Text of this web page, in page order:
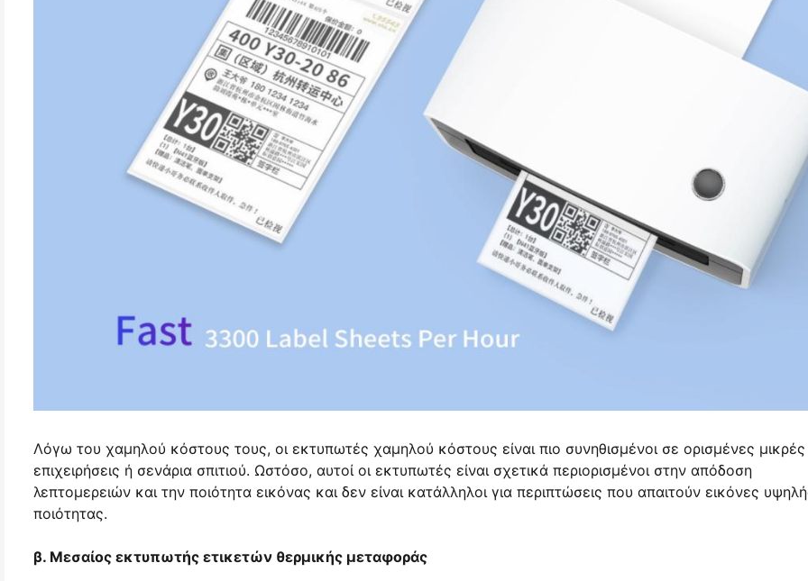
Λόγω του χαμηλού κόστους τους, οι εκτυπωτές χαμηλού κόστους είναι πιο συνηθισμένοι σε ορισμένες μικρές
επιχειρήσεις ή σενάρια σπιτιού. Ωστόσο, αυτοί οι εκτυπωτές είναι σχετικά περιορισμένοι στην απόδοση
λεπτομερειών και την ποιότητα εικόνας και δεν είναι κατάλληλοι για περιπτώσεις που απαιτούν εικόνες
ποιότητας.
β. Μεσαίος εκτυπωτής ετικετών θερμικής μεταφοράς